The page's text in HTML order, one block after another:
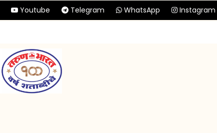
Youtube Telegram WhatsApp Instagram